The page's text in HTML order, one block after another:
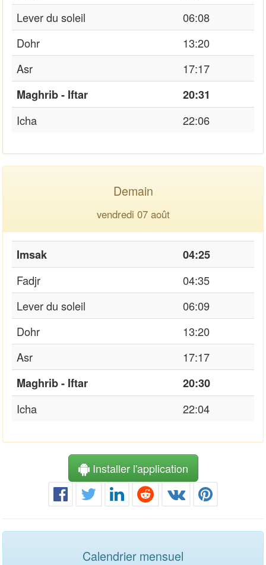
Lever du soleil
06:08
Dohr
13:20
Asr
17:17
Maghrib - Iftar
20:31
Icha
22:06
Demain
vendredi 07 août
Imsak
04:25
Fadjr
04:35
Lever du soleil
06:09
Dohr
13:20
Asr
17:17
Maghrib - Iftar
20:30
Icha
22:04
Installer l'application
Calendrier mensuel